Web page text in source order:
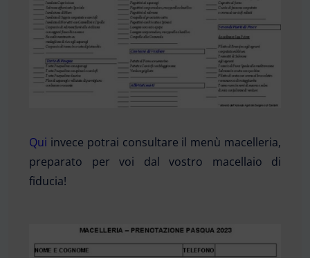
Qui invece potrai consultare il menù macelleria,
preparato per voi dal vostro macellaio di
fiducia!